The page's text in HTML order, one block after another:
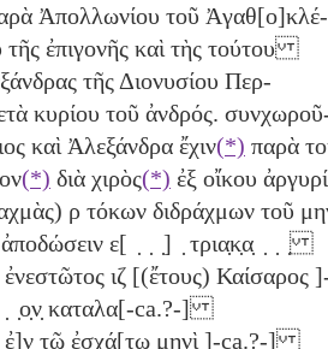
Ἀπολλωνίου τοῦ Ἀγαθ[ο]κλέ-
ἐπιγονῆς καὶ τὴς τούτου
τῆς Διονυσίου Περ-
κυρίου τοῦ ἀνδρός.
καὶ Ἀλεξάνδρα ἔχιν(*) παρὰ
(*) διὰ χιρὸς(*) ἐξ οἴκου
ρ τόκων διδράχμων τοῦ
ἀποδώσειν ε[ ̣ ̣ ̣] ̣ τρια̣κ̣α̣
ιζ [(ἔτους)
καταλα[-ca.?-]
ἐσχά[τῳ μηνὶ ]-ca.?-]